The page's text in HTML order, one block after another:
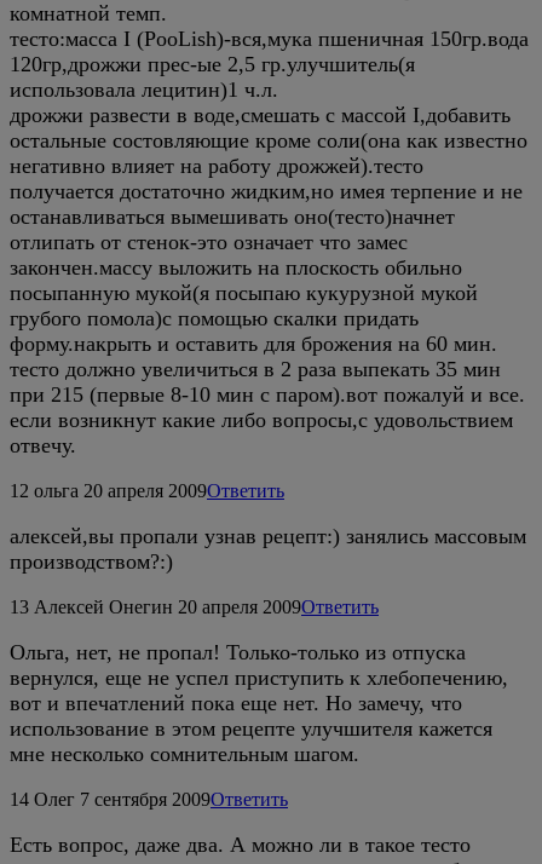
комнатной темп.
тесто:масса I (PooLish)-вся,мука пшеничная 150гр.вода
120гр,дрожжи прес-ые 2,5 гр.улучшитель(я
использовала лецитин)1 ч.л.
дрожжи развести в воде,смешать с массой I,добавить
остальные состовляющие кроме соли(она как известно
негативно влияет на работу дрожжей).тесто
получается достаточно жидким,но имея терпение и не
останавливаться вымешивать оно(тесто)начнет
отлипать от стенок-это означает что замес
закончен.массу выложить на плоскость обильно
посыпанную мукой(я посыпаю кукурузной мукой
грубого помола)с помощью скалки придать
форму.накрыть и оставить для брожения на 60 мин.
тесто должно увеличиться в 2 раза выпекать 35 мин
при 215 (первые 8-10 мин с паром).вот пожалуй и все.
если возникнут какие либо вопросы,с удовольствием
отвечу.
12 ольга 20 апреля 2009Ответить
алексей,вы пропали узнав рецепт:) занялись массовым
производством?:)
13 Алексей Онегин 20 апреля 2009Ответить
Ольга, нет, не пропал! Только-только из отпуска
вернулся, еще не успел приступить к хлебопечению,
вот и впечатлений пока еще нет. Но замечу, что
использование в этом рецепте улучшителя кажется
мне несколько сомнительным шагом.
14 Олег 7 сентября 2009Ответить
Есть вопрос, даже два. А можно ли в такое тесто